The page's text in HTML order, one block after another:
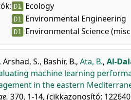
D1 Ecology
D1 Environmental Engineering
D1 Environmental Science
, Arshad, S., Bashir, B., Ata, B., Al-
machine learning
in the eastern
370, 1-14, (cikkazonosító: